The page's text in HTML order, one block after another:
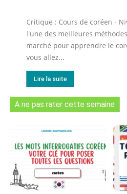
Critique : Cours de coréen -
l'une des meilleures
marché pour apprendre le
vous allez...
Lire la suite
A ne pas rater cette semaine